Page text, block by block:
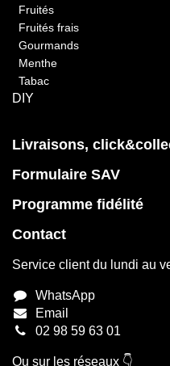
Fruités
Fruités frais
Gourmands
Menthe
Tabac
DIY
Livraisons,
Formulaire SAV
Programme fidélité
Contact
Service client du lundi au
WhatsApp
Email
02 98 59 63 01
Ou sur les réseaux 👇